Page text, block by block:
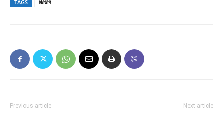
TAGS জিডিপি
Previous article Next article